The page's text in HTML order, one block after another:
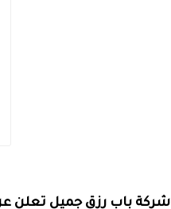
شركة باب رزق جميل تعلن